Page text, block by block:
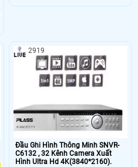
Đầu Ghi Hình Thông Minh SNVR-
C6132 , 32 Kênh Camera Xuất
Hình Ultra Hd 4K(3840*2160).
2919